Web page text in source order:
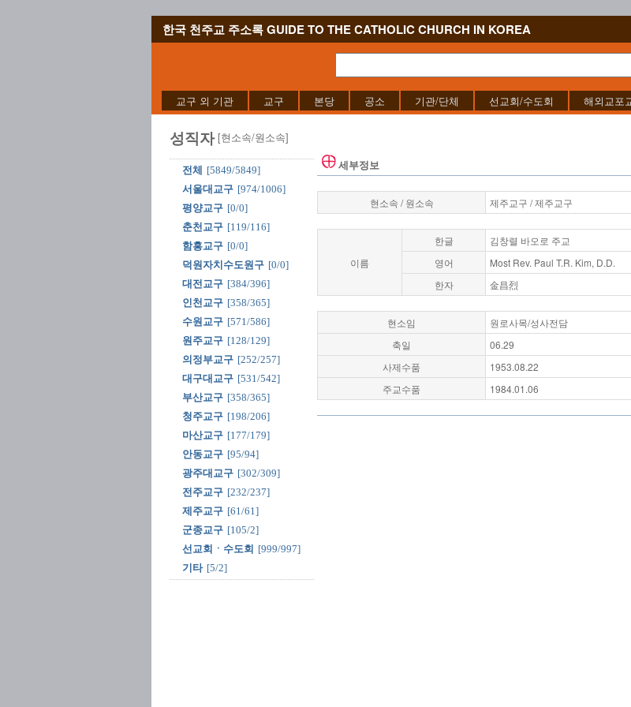
한국 천주교 주소록 GUIDE TO THE CATHOLIC CHURCH IN KOREA
교구 외 기관 교구 본당 공소 기관/단체 선교회/수도회 해외교포
성직자 [현소속/원소속]
전체
[5849/5849]
서울대교구 [974/1006]
평양교구 [0/0]
춘천교구 [119/116]
함흥교구 [0/0]
덕원자치수도원구 [0/0]
대전교구 [384/396]
인천교구 [358/365]
수원교구 [571/586]
원주교구 [128/129]
의정부교구 [252/257]
대구대교구 [531/542]
부산교구 [358/365]
청주교구 [198/206]
마산교구 [177/179]
안동교구 [95/94]
광주대교구 [302/309]
전주교구 [232/237]
제주교구 [61/61]
군종교구 [105/2]
선교회ㆍ수도회 [999/997]
기타 [5/2]
세부정보
현소속 / 원소속 제주교구 / 제주교구
이름
한글
김창렬 바오로 주교
영어
Most Rev. Paul T.R. Kim, D.D.
한자
金昌烈
현소임
원로사목/성사전담
축일
06.29
사제수품
1953.08.22
주교수품
1984.01.06